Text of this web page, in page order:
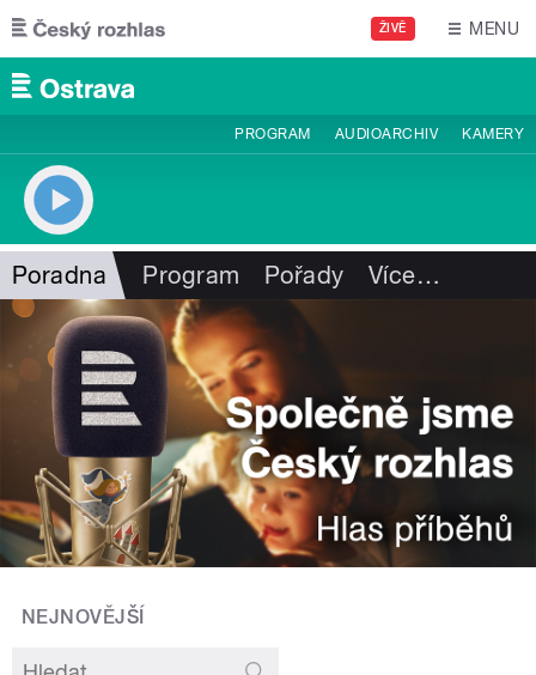
Přejít k hlavnímu obsahu
ŽIVĚ MENU
PROGRAM AUDIOARCHIV KAMERY
Poradna Program Pořady Více…
NEJNOVĚJŠÍ